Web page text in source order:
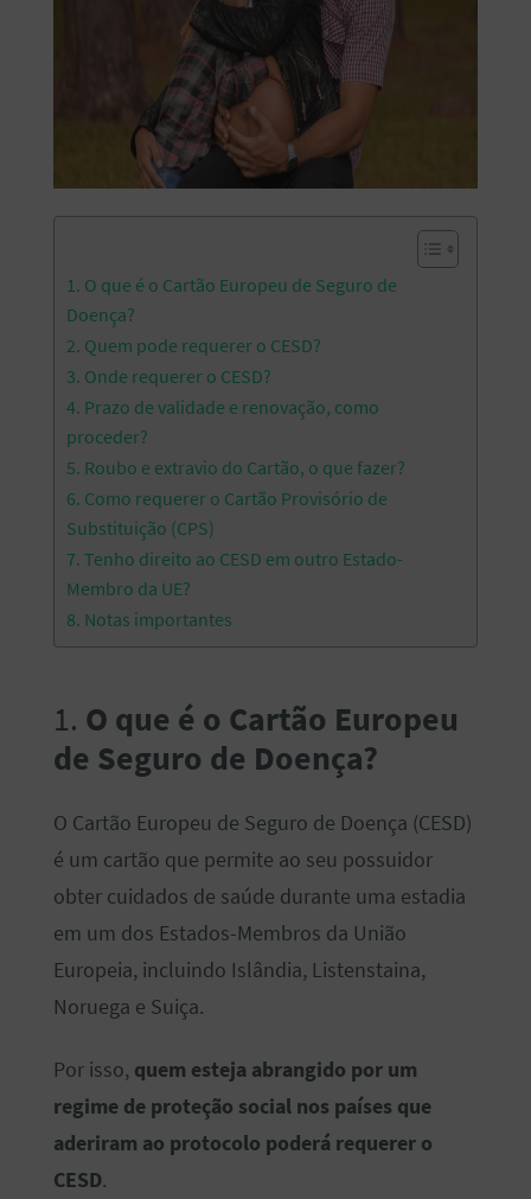
1. O que é o Cartão Europeu de Seguro de
Doença?
2. Quem pode requerer o CESD?
3. Onde requerer o CESD?
4. Prazo de validade e renovação, como
proceder?
5. Roubo e extravio do Cartão, o que fazer?
6. Como requerer o Cartão Provisório de
Substituição (CPS)
7. Tenho direito ao CESD em outro Estado-
Membro da UE?
8. Notas importantes
1. O que é o Cartão Europeu
de Seguro de Doença?
O Cartão Europeu de Seguro de Doença (CESD)
é um cartão que permite ao seu possuidor
obter cuidados de saúde durante uma estadia
em um dos Estados-Membros da União
Europeia, incluindo Islândia, Listenstaina,
Noruega e Suiça.
Por isso,quem esteja abrangido por um
regime de proteção social nos países que
aderiram ao protocolo poderá requerer o
CESD.